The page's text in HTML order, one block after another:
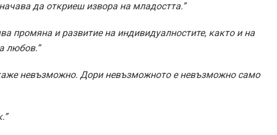
да откриеш извора на младостта.”
промяна и развитие на индивидуалностите, както и на
любов.”
невъзможно. Дори невъзможното е невъзможно само